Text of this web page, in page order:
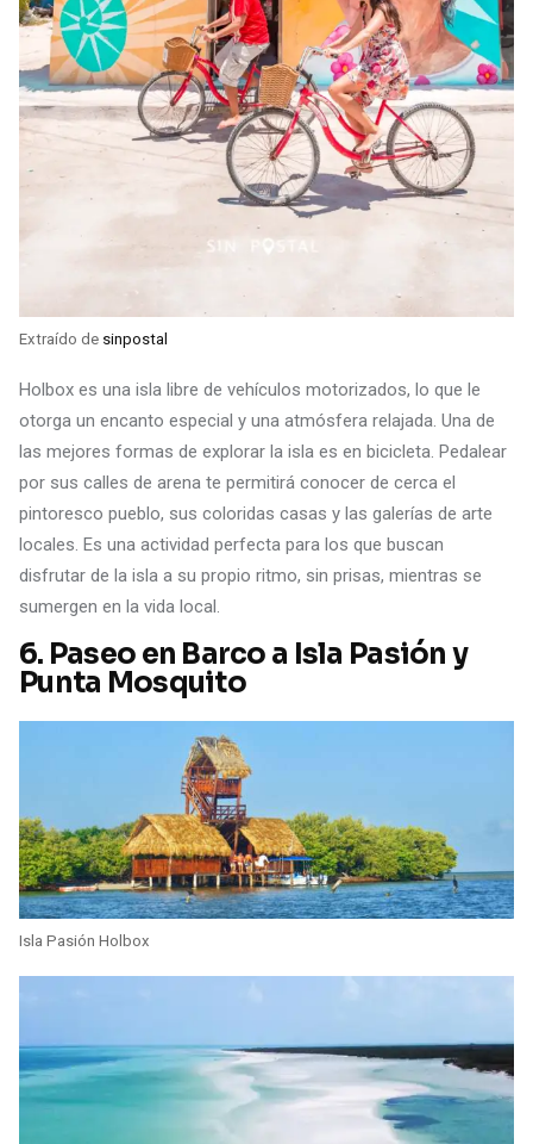
Extraído de sinpostal
Holbox es una isla libre de vehículos motorizados, lo que le
otorga un encanto especial y una atmósfera relajada. Una de
las mejores formas de explorar la isla es en bicicleta. Pedalear
por sus calles de arena te permitirá conocer de cerca el
pintoresco pueblo, sus coloridas casas y las galerías de arte
locales. Es una actividad perfecta para los que buscan
disfrutar de la isla a su propio ritmo, sin prisas, mientras se
sumergen en la vida local.
6. Paseo en Barco a Isla Pasión y
Punta Mosquito
Isla Pasión Holbox